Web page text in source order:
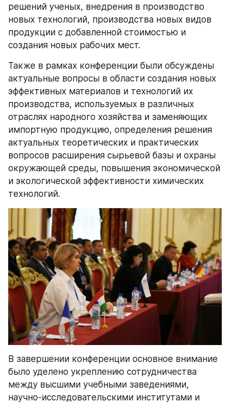
решений ученых, внедрения в производство
новых технологий, производства новых видов
продукции с добавленной стоимостью и
создания новых рабочих мест.
Также в рамках конференции были обсуждены
актуальные вопросы в области создания новых
эффективных материалов и технологий их
производства, используемых в различных
отраслях народного хозяйства и заменяющих
импортную продукцию, определения решения
актуальных теоретических и практических
вопросов расширения сырьевой базы и охраны
окружающей среды, повышения экономической
и экологической эффективности химических
технологий.
В завершении конференции основное внимание
было уделено укреплению сотрудничества
между высшими учебными заведениями,
научно-исследовательскими институтами и